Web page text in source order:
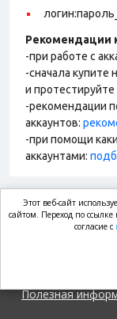
Рекомендации
-при работе с
-сначала купите
и протестируйте
-рекомендации
аккаунтов:
-при помощи
аккаунтами:
Полезная
Этот веб-сайт
сайтом. Переход по
согласие с